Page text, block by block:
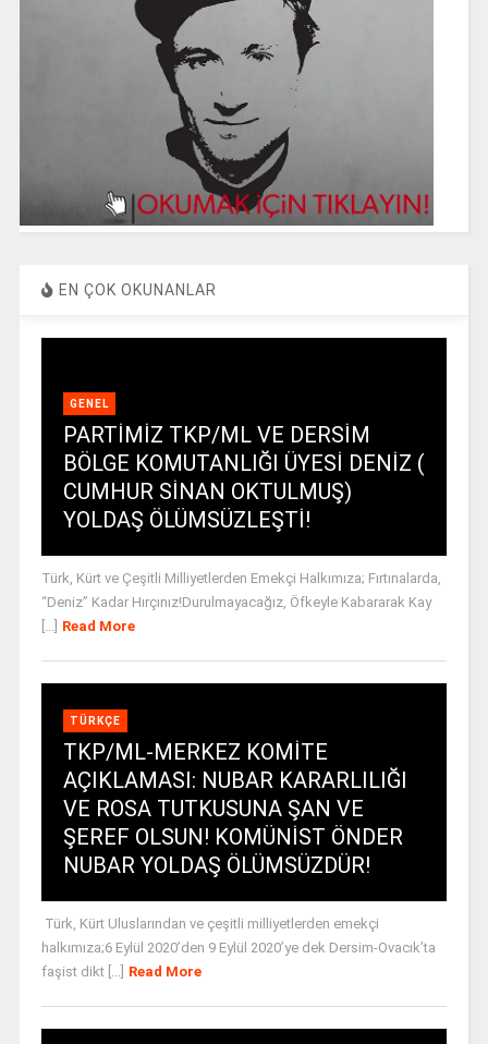
EN ÇOK OKUNANLAR
GENEL
PARTİMİZ TKP/ML VE DERSİM
BÖLGE KOMUTANLIĞI ÜYESİ DENİZ (
CUMHUR SİNAN OKTULMUŞ)
YOLDAŞ ÖLÜMSÜZLEŞTİ!
Türk, Kürt ve Çeşitli Milliyetlerden Emekçi Halkımıza; Fırtınalarda,
“Deniz” Kadar Hırçınız!Durulmayacağız, Öfkeyle Kabararak Kay
Read More
TÜRKÇE
TKP/ML-MERKEZ KOMİTE
AÇIKLAMASI: NUBAR KARARLILIĞI
VE ROSA TUTKUSUNA ŞAN VE
ŞEREF OLSUN! KOMÜNİST ÖNDER
NUBAR YOLDAŞ ÖLÜMSÜZDÜR!
Türk, Kürt Uluslarından ve çeşitli milliyetlerden emekçi
halkımıza;6 Eylül 2020’den 9 Eylül 2020’ye dek Dersim-Ovacık’ta
faşist dikt [...]
Read More